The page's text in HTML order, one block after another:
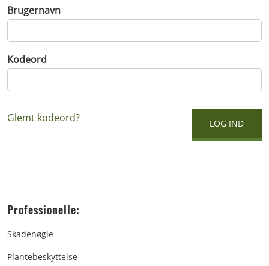
Brugernavn
Kodeord
Glemt kodeord?
Professionelle:
Skadenøgle
Plantebeskyttelse